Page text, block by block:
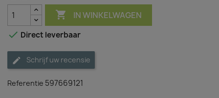
 IN WINKELWAGEN
 Direct leverbaar
Schrijf uw recensie
Referentie 597669121